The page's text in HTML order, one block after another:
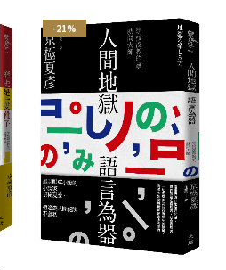
-21%